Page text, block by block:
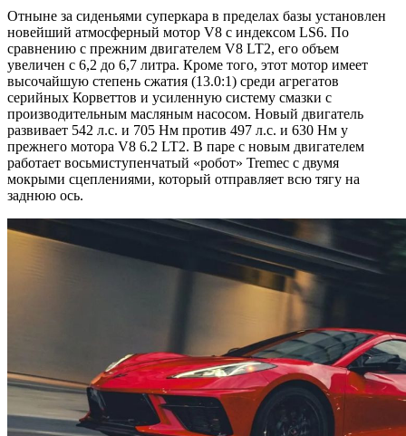
Отныне за сиденьями суперкара в пределах базы установлен
новейший атмосферный мотор V8 с индексом LS6. По
сравнению с прежним двигателем V8 LT2, его объем
увеличен с 6,2 до 6,7 литра. Кроме того, этот мотор имеет
высочайшую степень сжатия (13.0:1) среди агрегатов
серийных Корветтов и усиленную систему смазки с
производительным масляным насосом. Новый двигатель
развивает 542 л.с. и 705 Нм против 497 л.с. и 630 Нм у
прежнего мотора V8 6.2 LT2. В паре с новым двигателем
работает восьмиступенчатый «робот» Tremec с двумя
мокрыми сцеплениями, который отправляет всю тягу на
заднюю ось.